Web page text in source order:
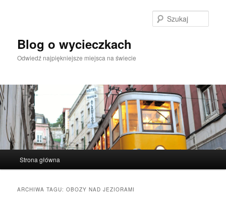
Blog o wycieczkach
Odwiedź najpiękniejsze miejsca na świecie
Strona główna
ARCHIWA TAGU:OBOZY NAD JEZIORAMI